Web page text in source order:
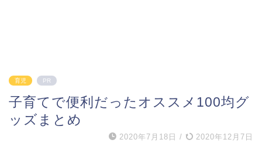
育児 PR
子育てで便利だったオススメ100均グ
ッズまとめ
2020年7月18日 / 2020年12月7日